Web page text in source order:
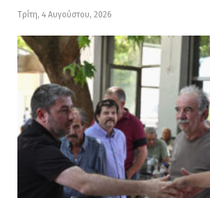
Τρίτη, 4 Αυγούστου, 2026